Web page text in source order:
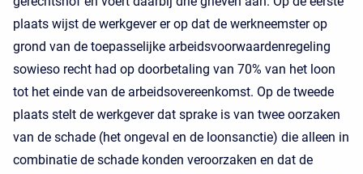
plaats wijst de werkgever er op dat de werkneemster op
grond van de toepasselijke arbeidsvoorwaardenregeling
sowieso recht had op doorbetaling van 70% van het loon
tot het einde van de arbeidsovereenkomst. Op de tweede
plaats stelt de werkgever dat sprake is van twee oorzaken
van de schade (het ongeval en de loonsanctie) die alleen in
combinatie de schade konden veroorzaken en dat de